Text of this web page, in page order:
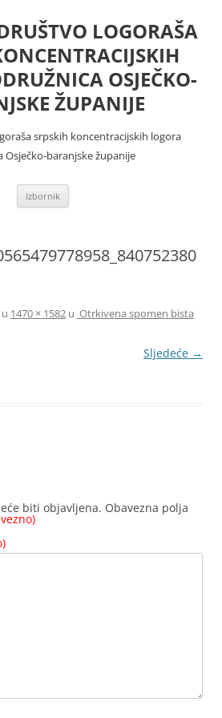
LOGORAŠA
OSJEČKO-
ŽUPANIJE
srpskih koncentracijskih logora
Osječko-baranjske županije
Izbornik
u 1470 × 1582 u Otrkivena spomen bista
Sljedeće →
biti objavljena. Obavezna polja